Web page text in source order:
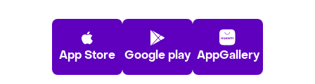
App Store Google play AppGallery